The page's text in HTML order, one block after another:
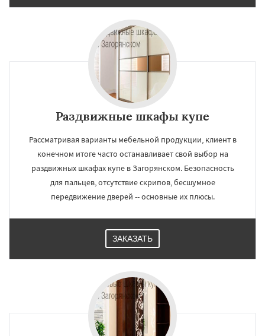
Раздвижные шкафы купе
Рассматривая варианты мебельной продукции, клиент в
конечном итоге часто останавливает свой выбор на
раздвижных шкафах купе в Загорянском. Безопасность
для пальцев, отсутствие скрипов, бесшумное
передвижение дверей -- основные их плюсы.
ЗАКАЗАТЬ